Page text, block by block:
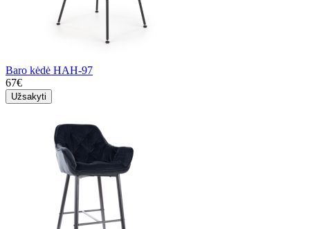
Baro kėdė HAH-97
67€
Užsakyti